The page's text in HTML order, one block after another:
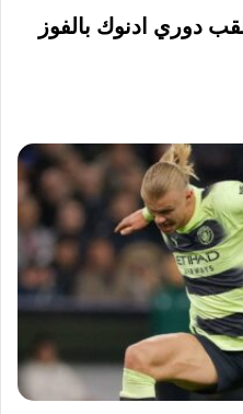
دوري ادنوك بالفوز